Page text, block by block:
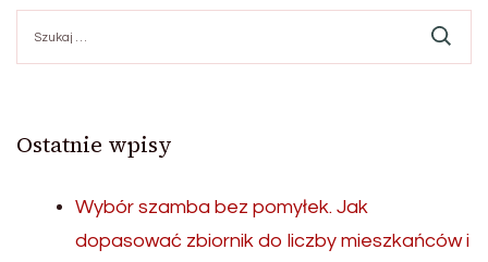
Ostatnie wpisy
Wybór szamba bez pomyłek. Jak
dopasować zbiornik do liczby mieszkańców i